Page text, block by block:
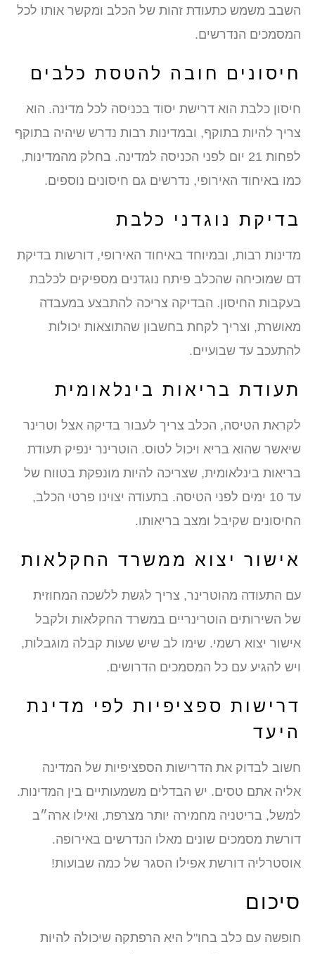
השבב משמש כתעודת זהות של הכלב ומקשר אותו לכל
המסמכים הנדרשים.
חיסונים חובה להטסת כלבים
חיסון כלבת הוא דרישת יסוד בכניסה לכל מדינה. הוא
צריך להיות בתוקף, ובמדינות רבות נדרש שיהיה בתוקף
לפחות 21 יום לפני הכניסה למדינה. בחלק מהמדינות,
כמו באיחוד האירופי, נדרשים גם חיסונים נוספים.
בדיקת נוגדני כלבת
מדינות רבות, ובמיוחד באיחוד האירופי, דורשות בדיקת
דם שמוכיחה שהכלב פיתח נוגדנים מספיקים לכלבת
בעקבות החיסון. הבדיקה צריכה להתבצע במעבדה
מאושרת, וצריך לקחת בחשבון שהתוצאות יכולות
להתעכב עד שבועיים.
תעודת בריאות בינלאומית
לקראת הטיסה, הכלב צריך לעבור בדיקה אצל וטרינר
שיאשר שהוא בריא ויכול לטוס. הוטרינר ינפיק תעודת
בריאות בינלאומית, שצריכה להיות מונפקת בטווח של
עד 10 ימים לפני הטיסה. בתעודה יצוינו פרטי הכלב,
החיסונים שקיבל ומצב בריאותו.
אישור יצוא ממשרד החקלאות
עם התעודה מהוטרינר, צריך לגשת ללשכה המחוזית
של השירותים הוטרינריים במשרד החקלאות ולקבל
אישור יצוא רשמי. שימו לב שיש שעות קבלה מוגבלות,
ויש להגיע עם כל המסמכים הדרושים.
דרישות ספציפיות לפי מדינת
היעד
חשוב לבדוק את הדרישות הספציפיות של המדינה
אליה אתם טסים. יש הבדלים משמעותיים בין המדינות.
למשל, בריטניה מחמירה יותר מצרפת, ואילו ארה״ב
דורשת מסמכים שונים מאלו הנדרשים באירופה.
אוסטרליה דורשת אפילו הסגר של כמה שבועות!
סיכום
חופשה עם כלב בחו"ל היא הרפתקה שיכולה להיות